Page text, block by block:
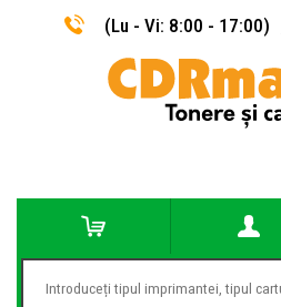
(Lu - Vi: 8:00 - 17:00)